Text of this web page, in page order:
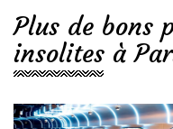
Plus de bons
insolites à